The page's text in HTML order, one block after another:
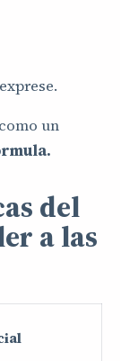
un
del
a las